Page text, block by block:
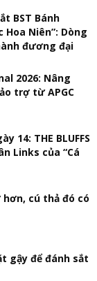
BST Bánh
Hoa Niên”: Dòng
đương đại
2026: Nâng
trợ từ APGC
14: THE BLUFFS
Links của “Cá
cú thả đó có
gậy để đánh sắt